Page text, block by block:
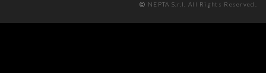
NEPTA S.r.l. All Rights Reserved.